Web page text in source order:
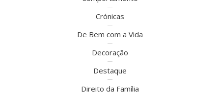
Crónicas
De Bem com a Vida
Decoração
Destaque
Direito da Família